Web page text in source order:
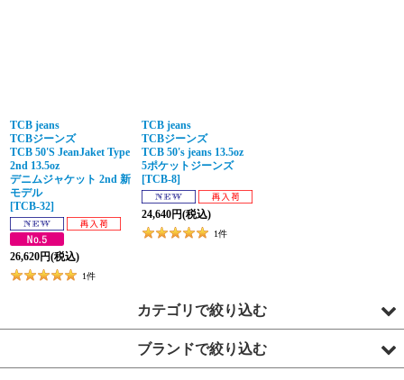
TCB jeans
TCBジーンズ
TCB 50'S JeanJaket Type
2nd 13.5oz
デニムジャケット 2nd 新
モデル
[TCB-32]
26,620円(税込)
1件
TCB jeans
TCBジーンズ
TCB 50's jeans 13.5oz
5ポケットジーンズ
[TCB-8]
24,640円(税込)
1件
カテゴリで絞り込む
ブランドで絞り込む